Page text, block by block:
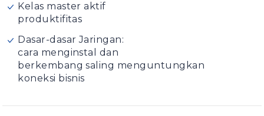
Kelas master aktif
produktifitas
Dasar-dasar Jaringan:
cara menginstal dan
berkembang saling menguntungkan
koneksi bisnis